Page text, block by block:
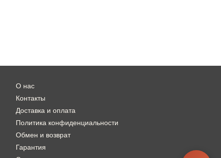
О нас
Контакты
Доставка и оплата
Политика конфиденциальности
Обмен и возврат
Гарантия